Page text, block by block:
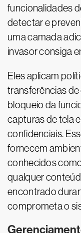
funcionalidades
detectar e
uma camada
invasor consiga
Eles aplicam
transferências
bloqueio da
capturas de tela
confidenciais.
fornecem
conhecidos
qualquer
encontrado
comprometa o